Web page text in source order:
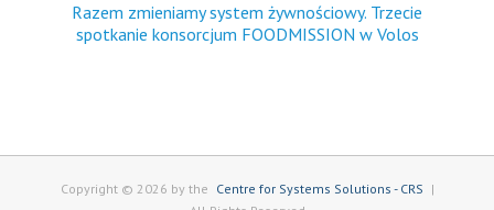
Razem zmieniamy system żywnościowy. Trzecie
spotkanie konsorcjum FOODMISSION w Volos
Copyright © 2026 by the Centre for Systems Solutions - CRS |